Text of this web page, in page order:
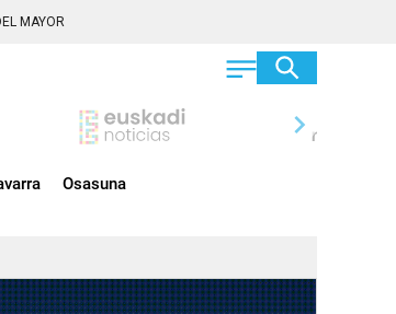
MAYOR
chevron_right
Osasuna